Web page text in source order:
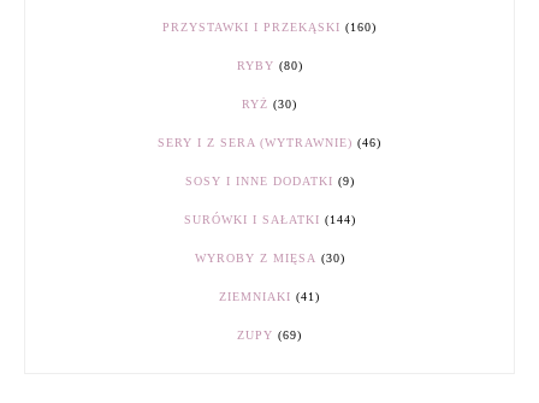
PRZYSTAWKI I PRZEKĄSKI (160)
RYBY (80)
RYŻ (30)
SERY I Z SERA (WYTRAWNIE) (46)
SOSY I INNE DODATKI (9)
SURÓWKI I SAŁATKI (144)
WYROBY Z MIĘSA (30)
ZIEMNIAKI (41)
ZUPY (69)